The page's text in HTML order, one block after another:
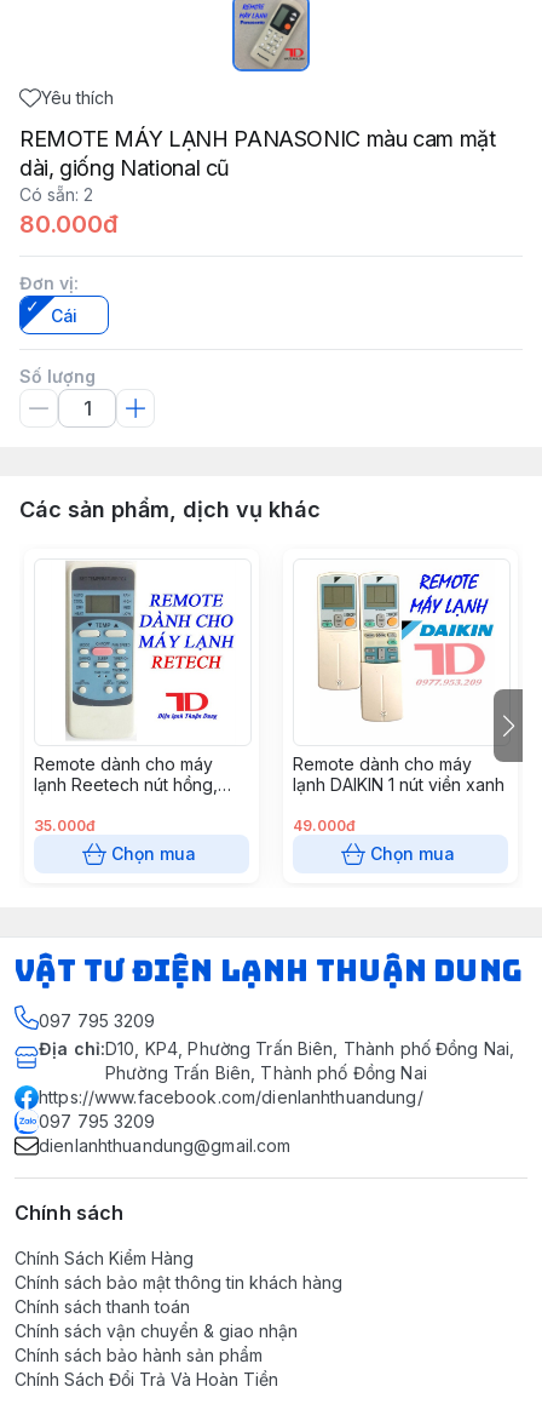
Yêu thích
REMOTE MÁY LẠNH PANASONIC màu cam mặt
dài, giống National cũ
Có sẵn: 2
80.000đ
Đơn vị:
Cái
Số lượng
Các sản phẩm, dịch vụ khác
Remote dành cho máy
lạnh Reetech nút hồng,
GH - RT04
35.000đ
Chọn mua
Remote dành cho máy
lạnh DAIKIN 1 nút viền xanh
49.000đ
Chọn mua
VẬT TƯ ĐIỆN LẠNH THUẬN DUNG
097 795 3209
Địa chỉ:D10, KP4, Phường Trấn Biên, Thành phố Đồng Nai,
Phường Trấn Biên, Thành phố Đồng Nai
https://www.facebook.com/dienlanhthuandung/
097 795 3209
dienlanhthuandung@gmail.com
Chính sách
Chính Sách Kiểm Hàng
Chính sách bảo mật thông tin khách hàng
Chính sách thanh toán
Chính sách vận chuyển & giao nhận
Chính sách bảo hành sản phẩm
Chính Sách Đổi Trả Và Hoàn Tiền